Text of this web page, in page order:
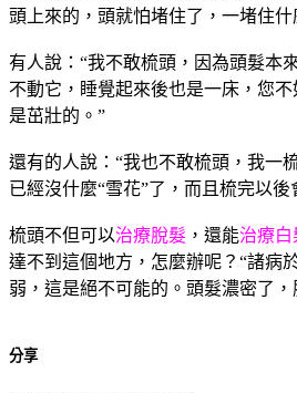
頭上來的，頭就怕堵住了，一堵住什
有人說：“我不敢梳頭，因為頭髮本
不動它，睡覺起來後也是一床，您
是茁壯的。”
還有的人說：“我也不敢梳頭，我一
已經沒什麼“雪花”了，而且梳完以
梳頭不但可以治療脫髮 ，還能治療
達不到這個地方，怎麼辦呢？“諸病
弱，這是絕不可能的。頭髮濃密了
分享